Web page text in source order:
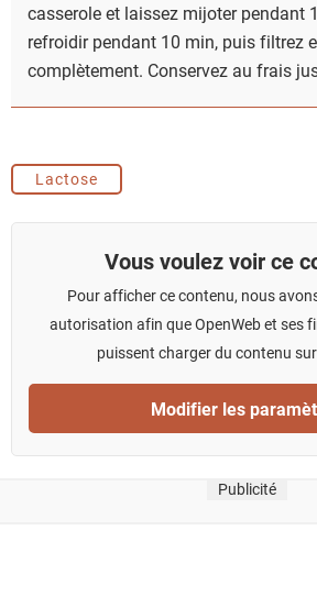
casserole et laissez mijoter pendant
refroidir pendant 10 min, puis filtrez
complètement. Conservez au frais
Lactose
Vous voulez voir ce
Pour afficher ce contenu, nous
autorisation afin que OpenWeb et ses
puissent charger du contenu
Modifier les
Publicité